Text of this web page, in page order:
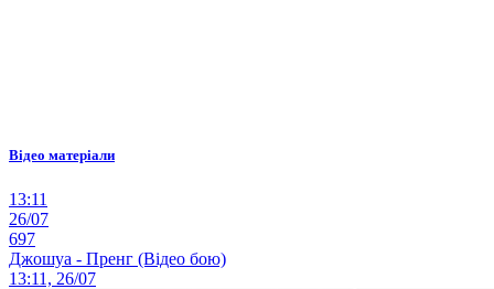
Відео матеріали
13:11
26/07
697
Джошуа - Пренг (Відео бою)
13:11, 26/07